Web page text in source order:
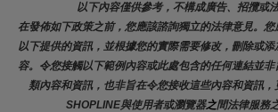
以下內容僅供參考，不構成廣告、招攬或法
在發佈如下政策之前，您應該諮詢獨立的法律意見。
以下提供的資訊，並根據您的實際需要修改，刪除或
容。令您接觸以下範例內容或此處包含的任何連結並
類內容和資訊，也非旨在令您接收這些內容和資訊
SHOPLINE與使用者或瀏覽器之間法律服務